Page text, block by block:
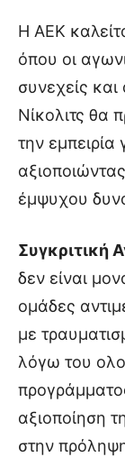
Η ΑΕΚ
όπου οι
συνεχείς
Νίκολιτς θα
την
έμψυχου
Συγκριτική
δεν είναι
ομάδες
με
λόγω του
αξιοποίηση
στην